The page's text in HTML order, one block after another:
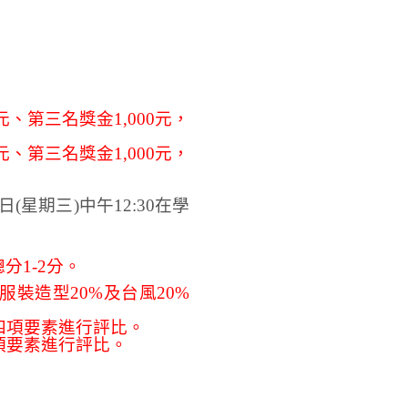
第三名獎金1,000元，
第三名獎金1,000元，
(星期三)中午12:30在學
1-2分。
裝造型20%及台風20%
要素進行評比。
素進行評比。